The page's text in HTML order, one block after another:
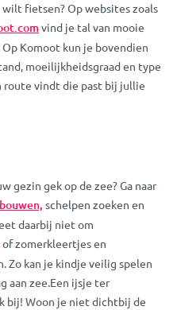
fietsen? Op websites zoals
vind je tal van mooie
Komoot kun je bovendien
moeilijkheidsgraad en type
route vindt die past bij jullie
gezin gek op de zee? Ga naar
schelpen zoeken en
daarbij niet om
of zomerkleertjes en
Zo kan je kindje veilig spelen
aan zee.Een ijsje ter
bij! Woon je niet dichtbij de